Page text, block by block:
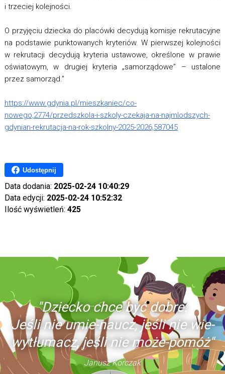
i trzeciej kolejności.
O przyjęciu dziecka do placówki decydują komisje rekrutacyjne
na podstawie punktowanych kryteriów. W pierwszej kolejności
w rekrutacji decydują kryteria ustawowe, określone w prawie
oświatowym, w drugiej kryteria „samorządowe” – ustalone
przez samorząd.”
https://www.gdynia.pl/mieszkaniec/co-
nowego,2774/przedszkola-i-szkoly-czekaja-na-najmlodszych-
gdynian-rekrutacja-na-rok-szkolny-2025-2026,587045
Udostępnij
Data dodania: 2025-02-24 10:40:29
Data edycji: 2025-02-24 10:52:32
Ilość wyświetleń: 425
"Dziecko chce być dobre.
Jeśli nie umie-naucz, jeśli nie wie-
wytłumacz, jeśli nie może-pomóż"
Janusz Korczak